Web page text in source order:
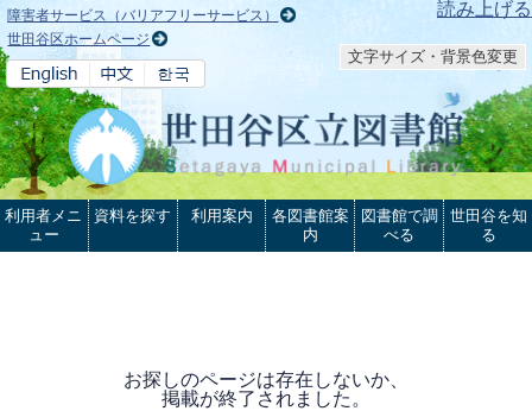
本文へ 読み上げる
障害者サービス（バリアフリーサービス）
世田谷区ホームページ
文字サイズ・背景色変更
利用者メニ
ュー
資料を探す 利用案内
各図書館案
内
図書館で調
べる
世田谷を知
る
お探しのページは存在しないか、
掲載が終了されました。